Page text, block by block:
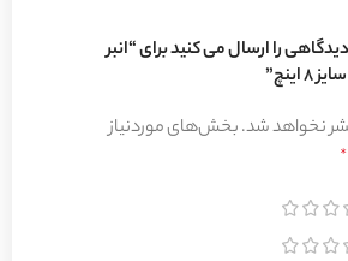
را ارسال می کنید برای “انبر
نخواهد شد.بخش‌های موردنیاز
*